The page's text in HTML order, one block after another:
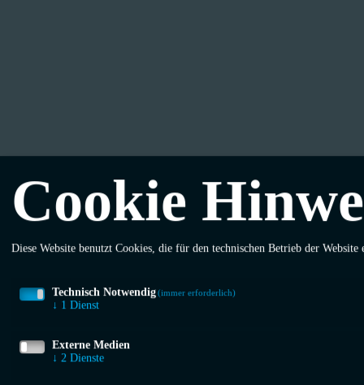
Cookie
Diese Website benutzt Cookies, die für den technischen Betrieb der
Technisch Notwendig(immer erforderlich)
↓ 1 Dienst
Externe Medien
↓ 2 Dienste